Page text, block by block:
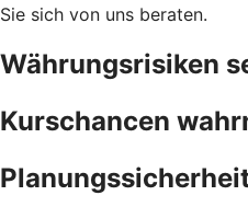
Sie sich von uns beraten.
Währungsrisiken
Kurschancen